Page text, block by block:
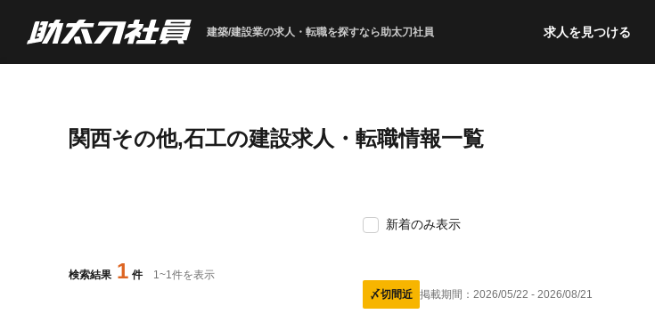
建築/建設業の求人・転職を探すなら助太刀社員 求人を見つける
関西その他,石工の建設求人・転職情報一覧
検索結果 1 件 1~1件を表示
新着のみ表示
〆切間近 掲載期間： 2026/05/22 - 2026/08/21